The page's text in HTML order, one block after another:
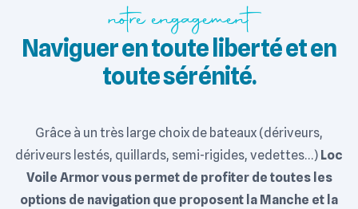
notre engagement
Naviguer en toute liberté et en
toute sérénité.
Grâce à un très large choix de bateaux (dériveurs,
dériveurs lestés, quillards, semi-rigides, vedettes…) Loc
Voile Armor vous permet de profiter de toutes les
options de navigation que proposent la Manche et la